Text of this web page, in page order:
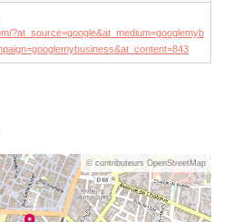
?at_source=google&at_medium=googlemyb
© contributeurs OpenStreetMap